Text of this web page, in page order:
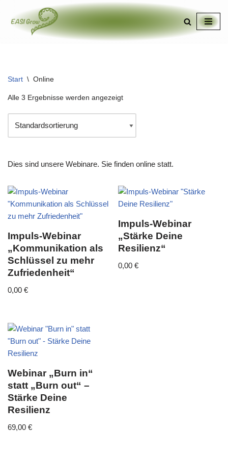
Zum
Start \ Online
Alle 3 Ergebnisse werden angezeigt
Dies sind unsere Webinare. Sie finden online statt.
Impuls-Webinar
„Kommunikation als
Schlüssel zu mehr
Zufriedenheit“
0,00 €
Impuls-Webinar
„Stärke Deine
Resilienz“
0,00€
Webinar „Burn in“
statt „Burn out“ –
Stärke Deine
Resilienz
69,00 €